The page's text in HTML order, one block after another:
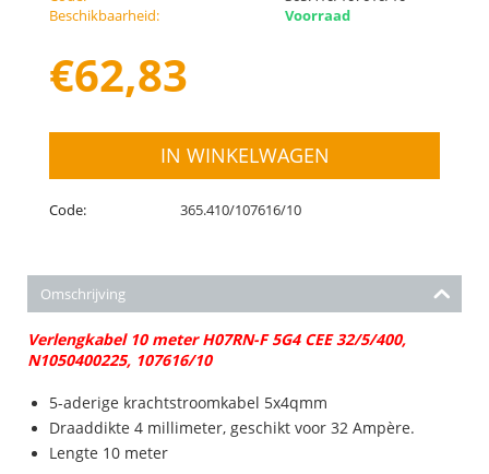
Beschikbaarheid:
Voorraad
€62,83
IN WINKELWAGEN
Code: 365.410/107616/10
Omschrijving
Verlengkabel 10 meter H07RN-F 5G4 CEE 32/5/400,
N1050400225, 107616/10
5-aderige krachtstroomkabel 5x4qmm
Draaddikte 4 millimeter, geschikt voor 32 Ampère.
Lengte 10 meter